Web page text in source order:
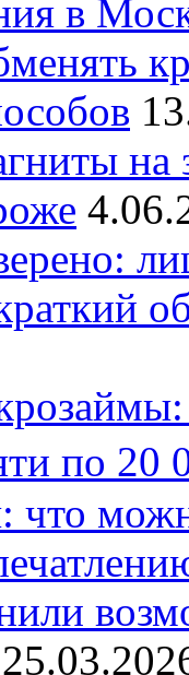
в
на
по 20
что